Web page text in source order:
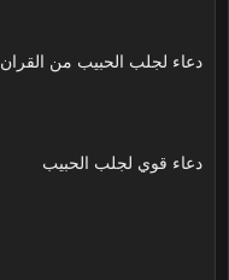
دعاء لجلب الحبيب من القران
دعاء قوي لجلب الحبيب